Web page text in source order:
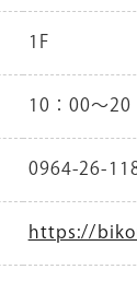
1F
10：00～20
0964-26-
https://